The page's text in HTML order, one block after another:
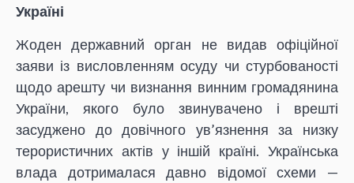
Україні
Жоден державний орган не видав офіційної
заяви із висловленням осуду чи стурбованості
щодо арешту чи визнання винним громадянина
України, якого було звинувачено і врешті
засуджено до довічного ув’язнення за низку
терористичних актів у іншій країні. Українська
влада дотрималася давно відомої схеми —